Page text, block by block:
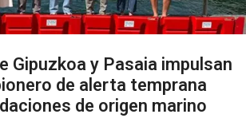
Gipuzkoa y Pasaia impulsan
de alerta temprana
de origen marino